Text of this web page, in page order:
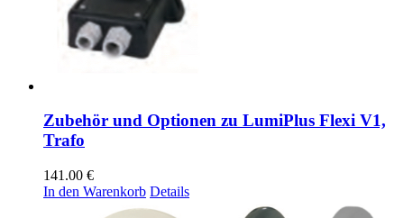
Zubehör und Optionen zu LumiPlus Flexi V1,
Trafo
141.00 €
In den Warenkorb Details